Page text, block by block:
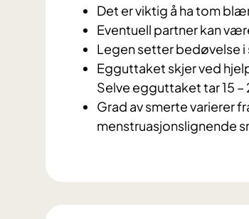
Det er viktig å ha tom
Eventuell partner kan
Legen setter bedøvelse
Egguttaket skjer ved
Selve egguttaket tar 15 –
Grad av smerte varierer
menstruasjonslignende